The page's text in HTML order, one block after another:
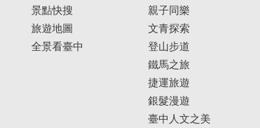
景點快搜
旅遊地圖
全景看臺中
親子同樂
文青探索
登山步道
鐵馬之旅
捷運旅遊
銀髮漫遊
臺中人文之美